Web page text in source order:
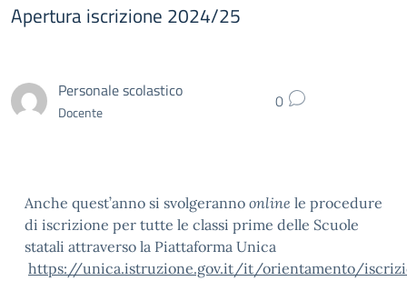
Apertura iscrizione 2024/25
Personale scolastico
Docente 0
Anche quest’anno si svolgeranno online le procedure
di iscrizione per tutte le classi prime delle Scuole
statali attraverso la Piattaforma Unica
https://unica.istruzione.gov.it/it/orientamento/